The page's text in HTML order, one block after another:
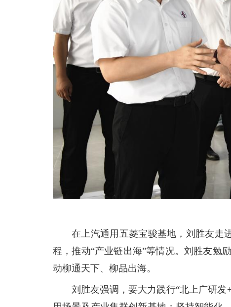
在上汽通用五菱宝骏基地，刘胜友走
程，推动“产业链出海”等情况。刘胜友勉
动柳通天下、柳品出海。
刘胜友强调，要大力践行“北上广研